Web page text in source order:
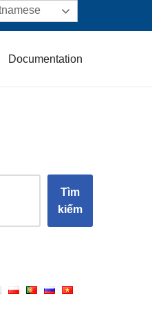
Documentation
Tìm
kiếm